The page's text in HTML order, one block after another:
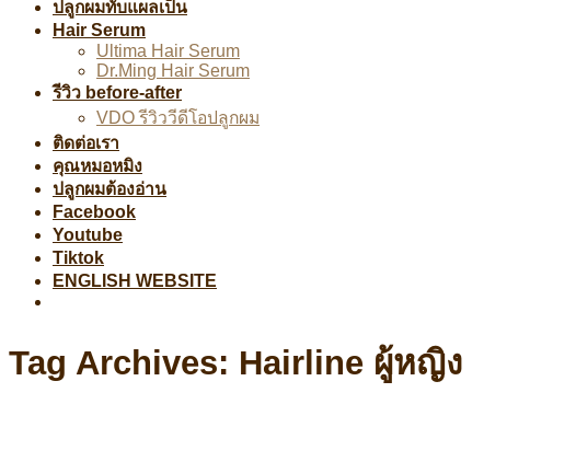
ปลูกผมทับแผลเป็น
Hair Serum
Ultima Hair Serum
Dr.Ming Hair Serum
รีวิว before-after
VDO รีวิววีดีโอปลูกผม
ติดต่อเรา
คุณหมอหมิง
ปลูกผมต้องอ่าน
Facebook
Youtube
Tiktok
ENGLISH WEBSITE
Tag Archives: Hairline ผู้หญิง